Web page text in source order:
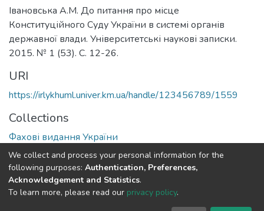
Івановська А.М. До питання про місце
Конституційного Суду України в системі органів
державної влади. Університетські наукові записки.
2015. № 1 (53). С. 12-26.
URI
https://irlykhuml.univer.km.ua/handle/123456789/1559
Collections
Фахові видання України
Full item page
DSpace software copyright © 2002-2026
We collect and process your personal information for the
following purposes: Authentication, Preferences,
Acknowledgement and Statistics.
To learn more, please read our privacy policy.